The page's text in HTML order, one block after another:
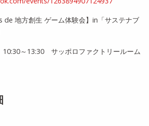
de 地方創生 ゲーム体験会】in「サステナブ
～13:30 サッポロファクトリールーム